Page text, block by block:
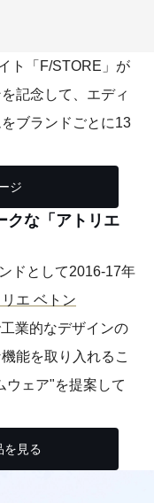
ト「F/STORE」が
記念して、エディ
ブランドごとに13
ジ
クな「アトリエ
ドとして2016-17年
エ ベトン
業的なデザインの
能を取り入れるこ
ウェア"を提案して
を見る